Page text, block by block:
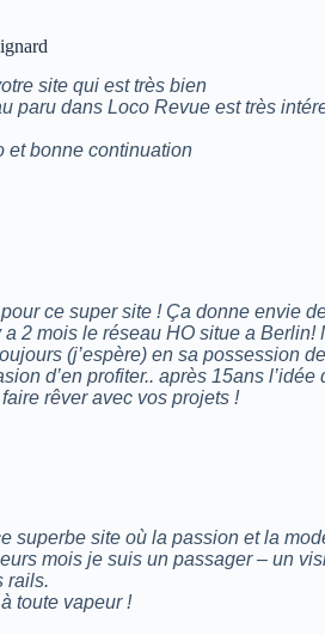
site qui est très bien
paru dans Loco Revue est très
et bonne continuation
ce super site ! Ça donne envie
a 2 mois le réseau HO situe a Berlin!
(j’espère) en sa possession
d’en profiter.. après 15ans
rêver avec vos projets !
superbe site où la passion et la
mois je suis un passager – un
rails.
toute vapeur !